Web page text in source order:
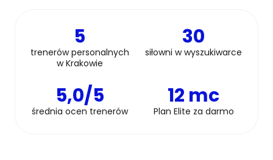
5
trenerów personalnych
w Krakowie
30
siłowni w wyszukiwarce
5,0/5
średnia ocen trenerów
12 mc
Plan Elite za darmo